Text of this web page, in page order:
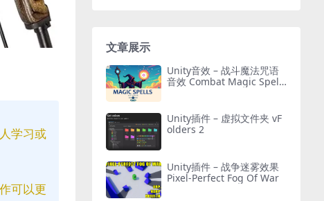
学习或
可以更
文章展示
Unity音效 – 战斗魔法咒语
音效 Combat Magic Spells
Unity插件 – 虚拟文件夹 vF
olders 2
Unity插件 – 战争迷雾效果
Pixel-Perfect Fog Of War